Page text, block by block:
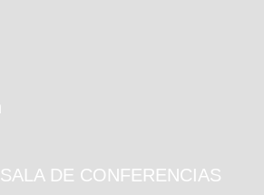
DE CONFERENCIAS